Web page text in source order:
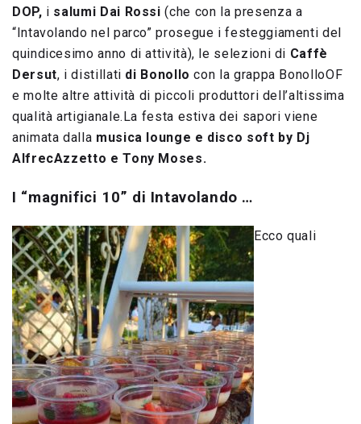
DOP, i salumi Dai Rossi (che con la presenza a
“Intavolando nel parco” prosegue i festeggiamenti del
quindicesimo anno di attività), le selezioni di Caffè
Dersut, i distillati di Bonollo con la grappa BonolloOF
e molte altre attività di piccoli produttori dell’altissima
qualità artigianale.La festa estiva dei sapori viene
animata dalla musica lounge e disco soft by Dj
AlfrecAzzetto e Tony Moses.
I “magnifici 10” di Intavolando …
Ecco quali